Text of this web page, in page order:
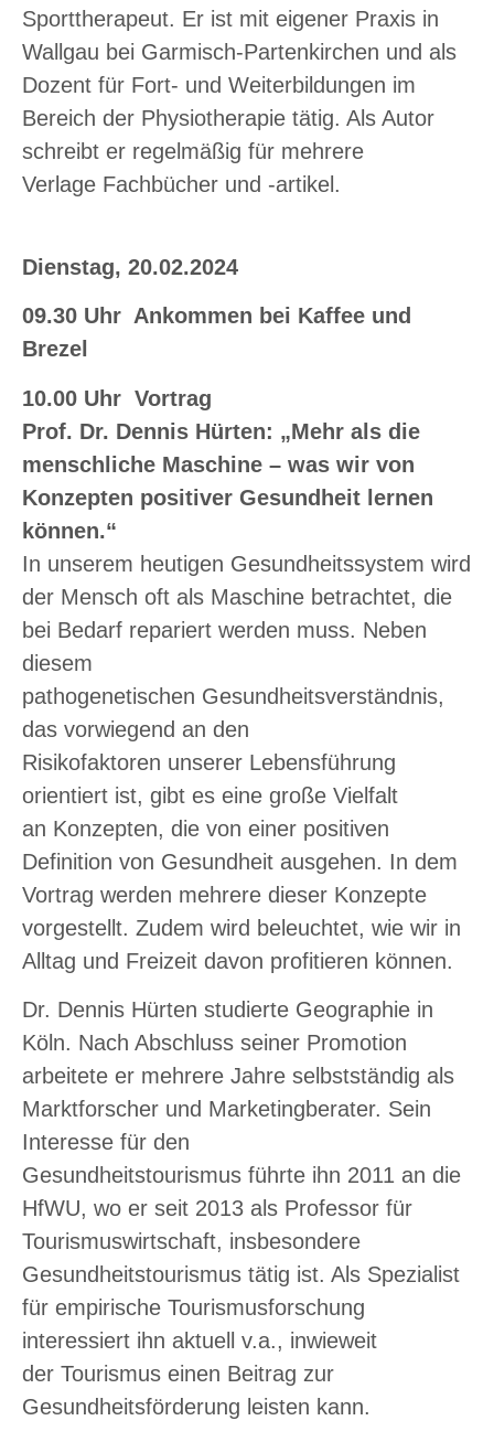
Sporttherapeut. Er ist mit eigener Praxis in
Wallgau bei Garmisch-Partenkirchen und als
Dozent für Fort- und Weiterbildungen im
Bereich der Physiotherapie tätig. Als Autor
schreibt er regelmäßig für mehrere
Verlage Fachbücher und -artikel.
Dienstag, 20.02.2024
09.30 Uhr Ankommen bei Kaffee und
Brezel
10.00 Uhr Vortrag
Prof. Dr. Dennis Hürten: „Mehr als die
menschliche Maschine – was wir von
Konzepten positiver Gesundheit lernen
können.“
In unserem heutigen Gesundheitssystem wird
der Mensch oft als Maschine betrachtet, die
bei Bedarf repariert werden muss. Neben
diesem
pathogenetischen Gesundheitsverständnis,
das vorwiegend an den
Risikofaktoren unserer Lebensführung
orientiert ist, gibt es eine große Vielfalt
an Konzepten, die von einer positiven
Definition von Gesundheit ausgehen. In dem
Vortrag werden mehrere dieser Konzepte
vorgestellt. Zudem wird beleuchtet, wie wir in
Alltag und Freizeit davon profitieren können.
Dr. Dennis Hürten studierte Geographie in
Köln. Nach Abschluss seiner Promotion
arbeitete er mehrere Jahre selbstständig als
Marktforscher und Marketingberater. Sein
Interesse für den
Gesundheitstourismus führte ihn 2011 an die
HfWU, wo er seit 2013 als Professor für
Tourismuswirtschaft, insbesondere
Gesundheitstourismus tätig ist. Als Spezialist
für empirische Tourismusforschung
interessiert ihn aktuell v.a., inwieweit
der Tourismus einen Beitrag zur
Gesundheitsförderung leisten kann.